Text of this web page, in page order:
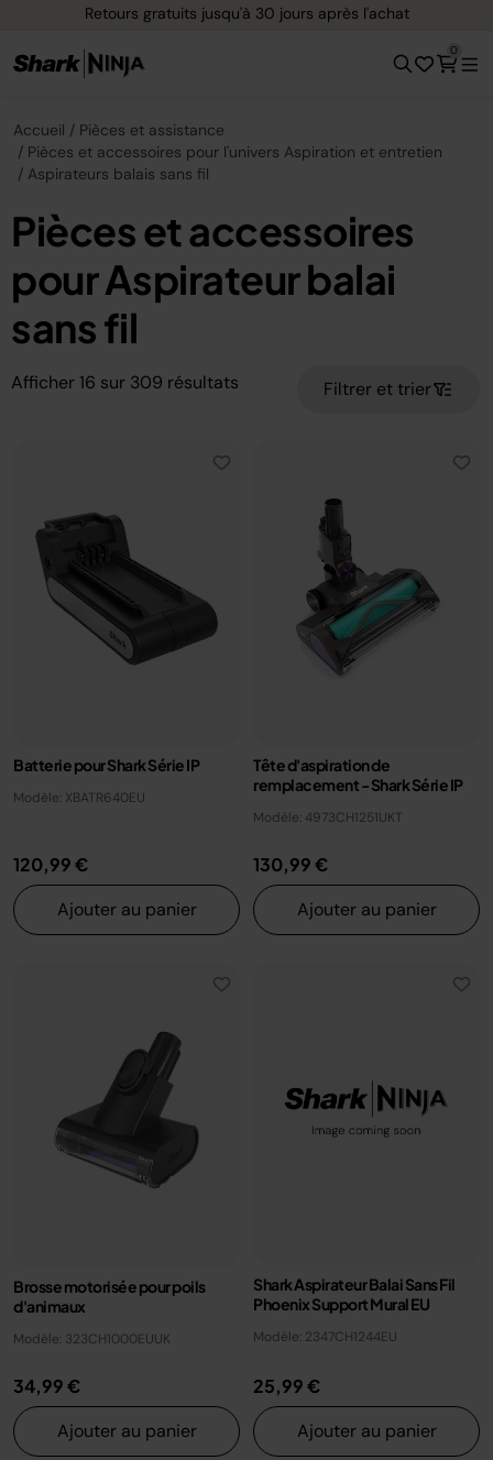
Retours gratuits jusqu'à 30 jours après l'achat
0
Accueil
Pièces et assistance
Pièces et accessoires pour l'univers Aspiration et entretien
Aspirateurs balais sans fil
Pièces et accessoires
pour Aspirateur balai
sans fil
Afficher 16 sur 309 résultats Filtrer et trier
Batterie pour Shark Série IP
Modèle: XBATR640EU
120,99 €
Ajouter au panier
Tête d'aspiration de
remplacement - Shark Série IP
Modèle: 4973CH1251UKT
130,99 €
Ajouter au panier
Brosse motorisée pour poils
d'animaux
Modèle: 323CH1000EUUK
34,99 €
Ajouter au panier
Shark Aspirateur Balai Sans Fil
Phoenix Support Mural EU
Modèle: 2347CH1244EU
25,99 €
Ajouter au panier